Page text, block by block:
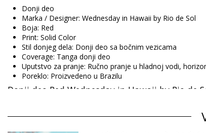
Donji deo
Marka / Designer: Wednesday in Hawaii by Rio de Sol
Boja: Red
Print: Solid Color
Stil donjeg dela: Donji deo sa bočnim vezicama
Coverage: Tanga donji deo
Uputstvo za pranje: Ručno pranje u hladnoj vodi,
Poreklo: Proizvedeno u Brazilu
Donji deo Red Wednesday in Hawaii by Rio de
Sastav: 84% Biodegradable Nylon (AMNI SOUL ECO),